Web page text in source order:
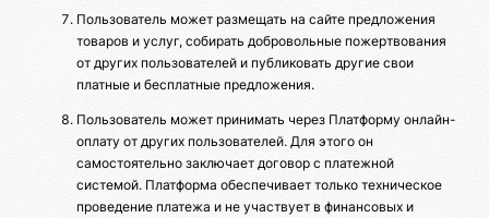
Пользователь может размещать на сайте предложения
товаров и услуг, собирать добровольные пожертвования
от других пользователей и публиковать другие свои
платные и бесплатные предложения.
Пользователь может принимать через Платформу онлайн-
оплату от других пользователей. Для этого он
самостоятельно заключает договор с платежной
системой. Платформа обеспечивает только техническое
проведение платежа и не участвует в финансовых и